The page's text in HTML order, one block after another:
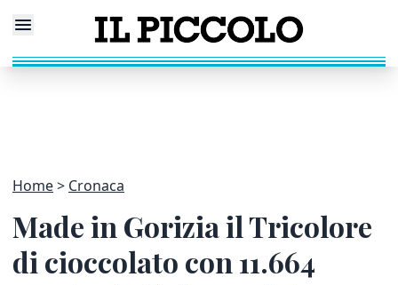
Home Cronaca
Made in Gorizia il Tricolore
di cioccolato con 11.664